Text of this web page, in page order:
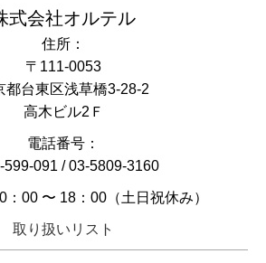
式会社オルテル
住所：
〒111-0053
都台東区浅草橋3-28-2
高木ビル2Ｆ
電話番号：
599-091 /03-5809-3160
：00 〜 18：00（土日祝休み）
取り扱いリスト